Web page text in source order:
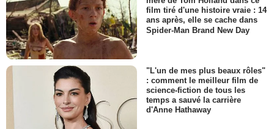
film tiré d'une histoire vraie : 14
ans après, elle se cache dans
Spider-Man Brand New Day
"L'un de mes plus beaux rôles"
: comment le meilleur film de
science-fiction de tous les
temps a sauvé la carrière
d'Anne Hathaway